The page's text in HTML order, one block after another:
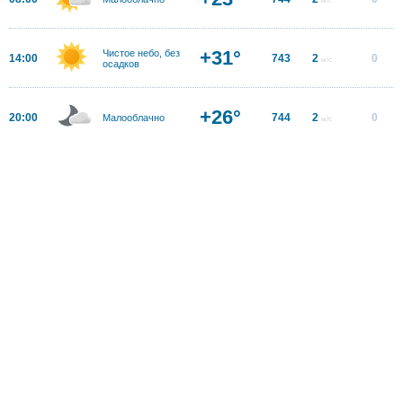
14:00
Чистое небо, без
осадков
+31° 743 2 м/с 0
20:00 Малооблачно +26° 744 2 м/с 0